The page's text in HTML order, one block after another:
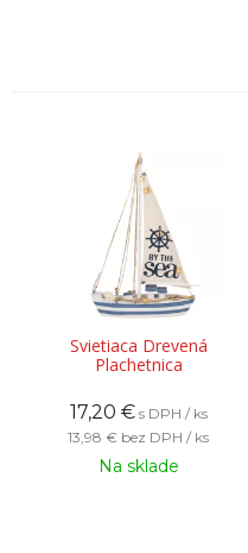
Svietiaca Drevená
Plachetnica
17,20 € s DPH / ks
13,98 € bez DPH / ks
Na sklade